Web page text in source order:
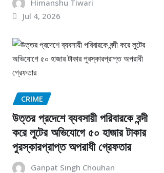
Himanshu Tiwari
Jul 4, 2026
CRIME
উত্তর প্রদেশে ব্যবসায়ী পরিবারকে বন্দী
করে লুটের অভিযোগে ৫০ হাজার টাকার
পুরস্কারপ্রাপ্ত অপরাধী গ্রেফতার
Ganpat Singh Chouhan